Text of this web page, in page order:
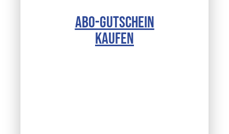
ABO-GUTSCHEIN
KAUFEN